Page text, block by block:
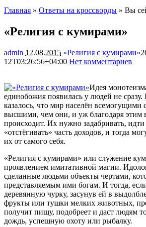
Главная » Ответы на кроссворды » Вы
«Религия с кумирами»
admin 12.08.2015 «Религия с кумирами»
12T03:26:56+04:00 Нет комментариев
Идея
единобожия появилась у людей не
казалось, что мир населён всемогущими
высшими, чем они, и уж благодаря этим
происходит. Их нужно задабривать,
«отстёгивать» часть доходов, и тогда
их от самого себя.
«Религия с кумирами» или служение
проявлением имитативной магии.
сделанные людьми объекты чертами,
представляемым ими богам. И тогда,
деревянную чурку, засунув ей в
фрукты или тушки мелких животных,
получит пищу, подобреет и даст людям
дождь, успешную охоту или рыбалку.